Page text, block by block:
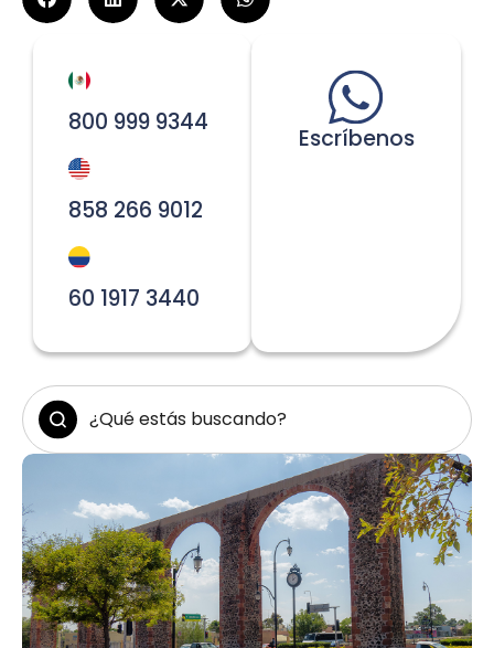
800 999 9344
858 266 9012
60 1917 3440
Escríbenos